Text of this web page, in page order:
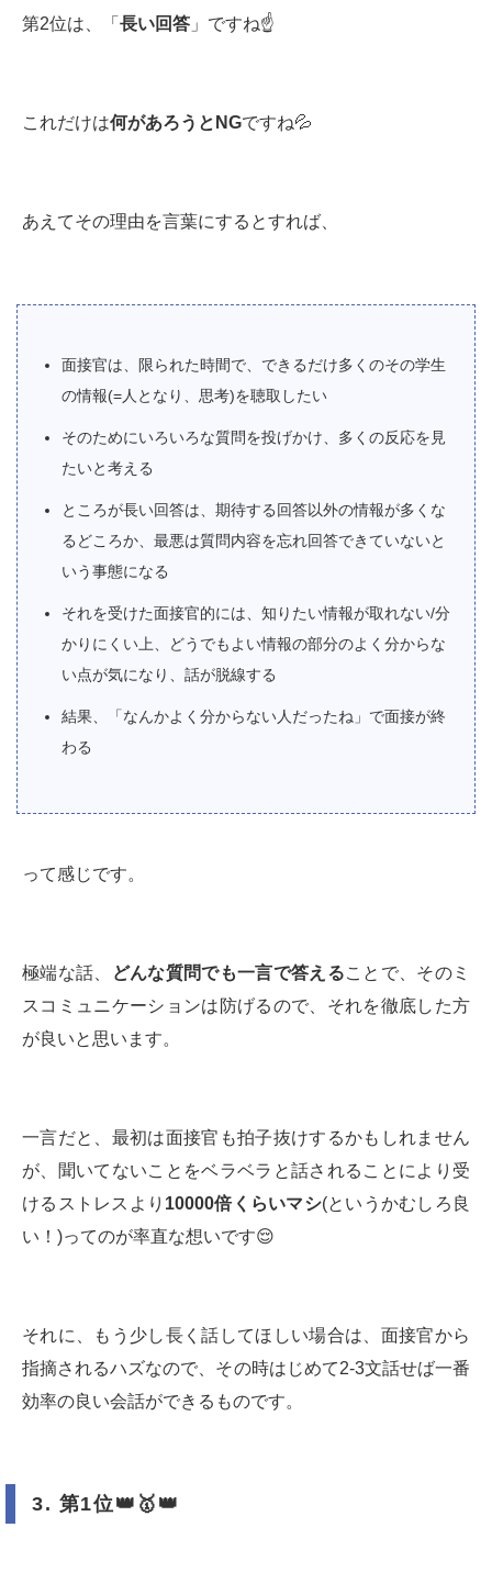
第2位は、「 長い回答 」ですね☝️
これだけは何があろうと NGですね💦
あえてその理由を言葉にするとすれば、
面接官は、限られた時間で、できるだけ多くのその学生
の情報(=人となり、思考)を聴取したい
そのためにいろいろな質問を投げかけ、多くの反応を見
たいと考える
ところが長い回答は、期待する回答以外の情報が多くな
るどころか、最悪は質問内容を忘れ回答できていないと
いう事態になる
それを受けた面接官的には、知りたい情報が取れない/分
かりにくい上、どうでもよい情報の部分のよく分からな
い点が気になり、話が脱線する
結果、「なんかよく分からない人だったね」で面接が終
わる
って感じです。
極端な話、 どんな質問でも一言で答えることで、そのミ
スコミュニケーションは防げるので、それを徹底した方
が良いと思います。
一言だと、最初は面接官も拍子抜けするかもしれません
が、聞いてないことをベラベラと話されることにより受
けるストレスより 10000倍くらいマシ(というかむしろ良
い！)ってのが率直な想いです😌
それに、もう少し長く話してほしい場合は、面接官から
指摘されるハズなので、その時はじめて2-3文話せば一番
効率の良い会話ができるものです。
3. 第1位👑🥇👑